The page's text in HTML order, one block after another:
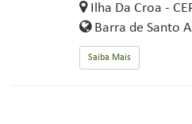
Ilha Da Croa -
Barra de Santo
Saiba Mais